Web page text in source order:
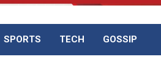
SPORTS TECH GOSSIP